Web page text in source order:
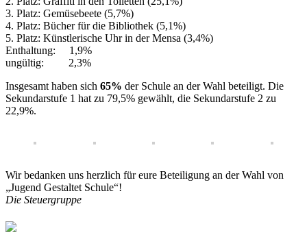
3. Platz: Gemüsebeete (5,7%)
4. Platz: Bücher für die Bibliothek (5,1%)
5. Platz: Künstlerische Uhr in der Mensa (3,4%)
Enthaltung: 1,9%
ungültig: 2,3%
Insgesamt haben sich 65% der Schule an der Wahl beteiligt. Die
Sekundarstufe 1 hat zu 79,5% gewählt, die Sekundarstufe 2 zu
22,9%.
Wir bedanken uns herzlich für eure Beteiligung an der Wahl von
„Jugend Gestaltet Schule“!
Die Steuergruppe